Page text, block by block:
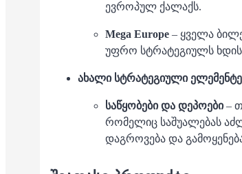
ევროპულ ქალაქს.
Mega Europe – ყველა
უფრო სტრატეგიულს
ახალი სტრატეგიული
საწყობები და დეპოები–
რომელიც საშუალებას
დაგროვება და